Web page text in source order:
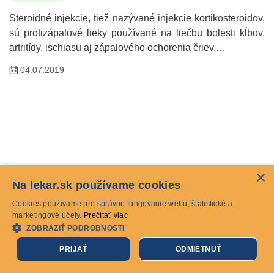
Steroidné injekcie, tiež nazývané injekcie kortikosteroidov,
sú protizápalové lieky používané na liečbu bolesti kĺbov,
artritídy, ischiasu aj zápalového ochorenia čriev.…
04.07.2019
Impingement syndróm/Narážanie ramenného kĺba
×
Na lekar.sk používame cookies
Cookies používame pre správne fungovanie webu, štatistické a
marketingové účely. Prečítať viac
ZOBRAZIŤ PODROBNOSTI
PRIJAŤ ODMIETNUŤ